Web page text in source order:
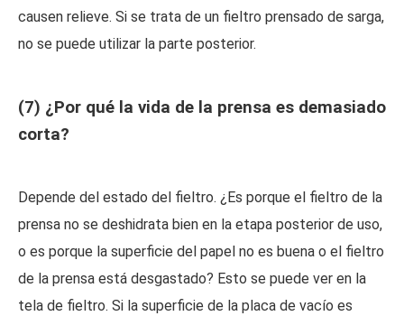
causen relieve. Si se trata de un fieltro prensado de sarga,
no se puede utilizar la parte posterior.
(7) ¿Por qué la vida de la prensa es demasiado
corta?
Depende del estado del fieltro. ¿Es porque el fieltro de la
prensa no se deshidrata bien en la etapa posterior de uso,
o es porque la superficie del papel no es buena o el fieltro
de la prensa está desgastado? Esto se puede ver en la
tela de fieltro. Si la superficie de la placa de vacío es